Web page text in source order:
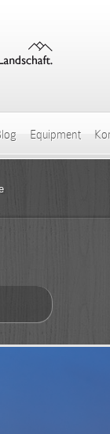
Equipment